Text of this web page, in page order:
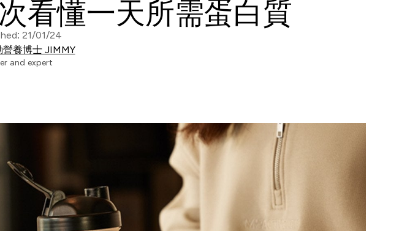
看懂一天所需蛋白質
21/01/24
營養博士 JIMMY
and expert